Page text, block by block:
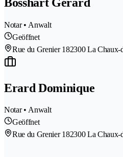
Notar • Anwalt
Geöffnet
Rue du Grenier 182300 La Chaux-
Erard Dominique
Notar • Anwalt
Geöffnet
Rue du Grenier 182300 La Chaux-